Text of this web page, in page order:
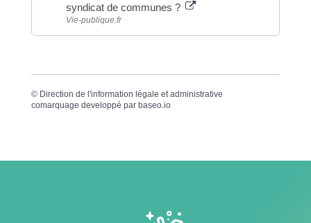
syndicat de communes ?
Vie-publique.fr
© Direction de l'information légale et administrative
comarquage developpé par baseo.io